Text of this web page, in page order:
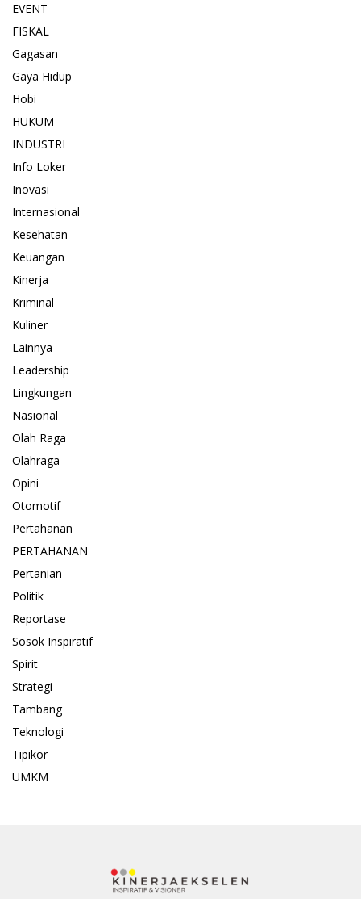
EVENT
FISKAL
Gagasan
Gaya Hidup
Hobi
HUKUM
INDUSTRI
Info Loker
Inovasi
Internasional
Kesehatan
Keuangan
Kinerja
Kriminal
Kuliner
Lainnya
Leadership
Lingkungan
Nasional
Olah Raga
Olahraga
Opini
Otomotif
Pertahanan
PERTAHANAN
Pertanian
Politik
Reportase
Sosok Inspiratif
Spirit
Strategi
Tambang
Teknologi
Tipikor
UMKM